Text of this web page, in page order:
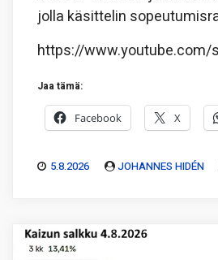
jolla käsittelin
https://www.youtube.com/
Jaa tämä:
Facebook X
5.8.2026 JOHANNES HIDÉN